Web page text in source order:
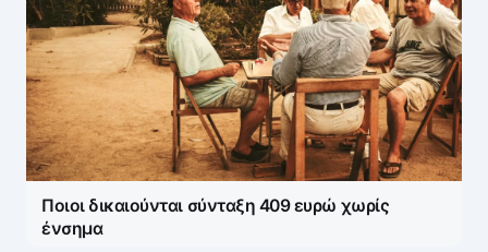
Ποιοι δικαιούνται σύνταξη 409 ευρώ χωρίς
ένσημα